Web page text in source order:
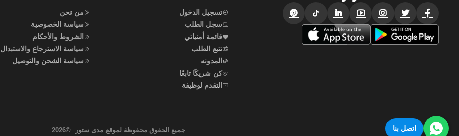
اتصل بنا
تسجيل الدخول
سجل الطلب
قائمة أمنياتي
تتبع الطلب
المدونه
كن شريكًا تابعًا
التقدم لوظيفة
من نحن
سياسة الخصوصية
الشروط والأحكام
سياسة الاسترجاع والاستبدال
سياسة الشحن والتوصيل
جميع الحقوق محفوظة لموقع مدى ستور©
2026